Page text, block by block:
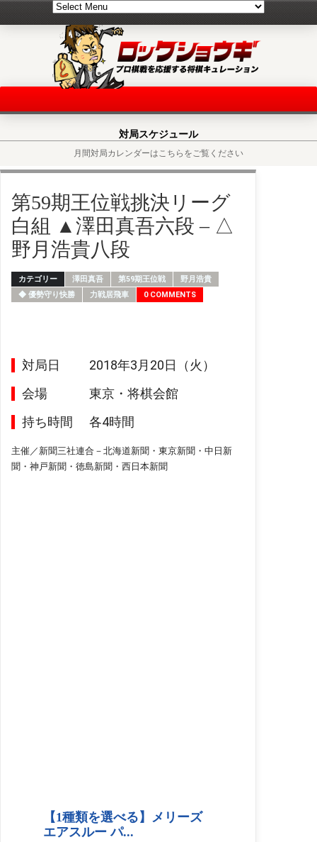
対局スケジュール
月間対局カレンダーはこちらをご覧ください
第59期王位戦挑決リーグ
白組 ▲澤田真吾六段 – △
野月浩貴八段
カテゴリー 澤田真吾 第59期王位戦
野月浩貴
◆ 優勢守り快勝
力戦居飛車 0 COMMENTS
対局日
2018年3月20日（火）
会場
東京・将棋会館
持ち時間
各4時間
主催／新聞三社連合－北海道新聞・東京新聞・中日新
聞・神戸新聞・徳島新聞・西日本新聞